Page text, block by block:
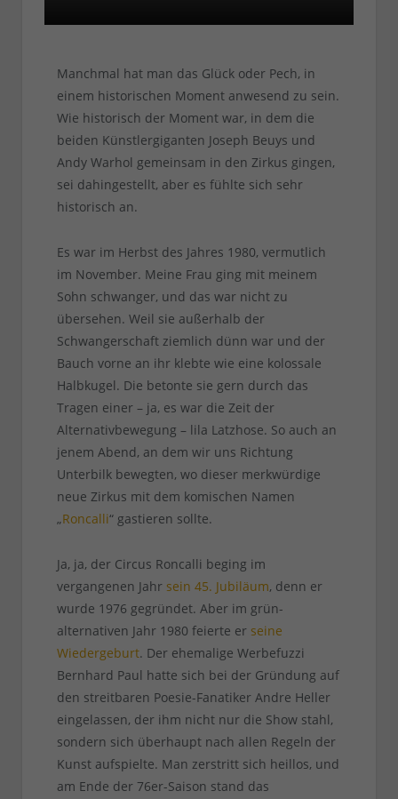
Manchmal hat man das Glück oder Pech, in
einem historischen Moment anwesend zu sein.
Wie historisch der Moment war, in dem die
beiden Künstlergiganten Joseph Beuys und
Andy Warhol gemeinsam in den Zirkus gingen,
sei dahingestellt, aber es fühlte sich sehr
historisch an.
Es war im Herbst des Jahres 1980, vermutlich
im November. Meine Frau ging mit meinem
Sohn schwanger, und das war nicht zu
übersehen. Weil sie außerhalb der
Schwangerschaft ziemlich dünn war und der
Bauch vorne an ihr klebte wie eine kolossale
Halbkugel. Die betonte sie gern durch das
Tragen einer – ja, es war die Zeit der
Alternativbewegung – lila Latzhose. So auch an
jenem Abend, an dem wir uns Richtung
Unterbilk bewegten, wo dieser merkwürdige
neue Zirkus mit dem komischen Namen
„Roncalli“ gastieren sollte.
Ja, ja, der Circus Roncalli beging im
vergangenen Jahr sein 45. Jubiläum, denn er
wurde 1976 gegründet. Aber im grün-
alternativen Jahr 1980 feierte er seine
Wiedergeburt. Der ehemalige Werbefuzzi
Bernhard Paul hatte sich bei der Gründung auf
den streitbaren Poesie-Fanatiker Andre Heller
eingelassen, der ihm nicht nur die Show stahl,
sondern sich überhaupt nach allen Regeln der
Kunst aufspielte. Man zerstritt sich heillos, und
am Ende der 76er-Saison stand das